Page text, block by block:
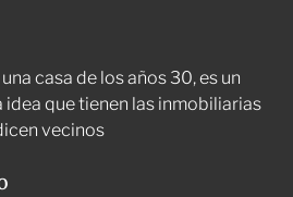
casa de los años 30, es un
que tienen las inmobiliarias
vecinos